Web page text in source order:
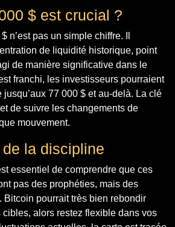
$ est crucial ?
n’est pas un simple chiffre. Il
de liquidité historique, point
de manière significative dans le
franchi, les investisseurs pourraient
77 000 $ et au-delà. La clé
de suivre les changements de
mouvement.
de la discipline
essentiel de comprendre que ces
pas des prophéties, mais des
Bitcoin pourrait très bien rebondir
cibles, alors restez flexible dans vos